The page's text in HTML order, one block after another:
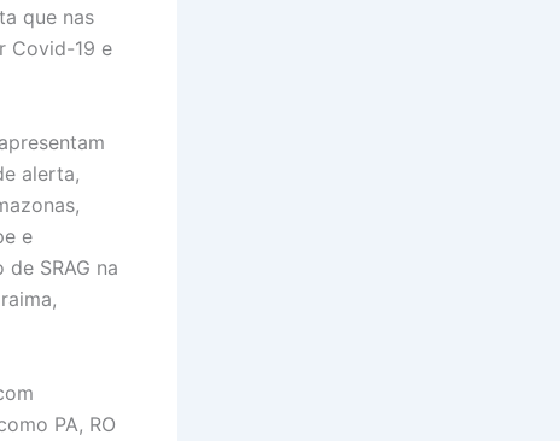
que nas
Covid-19 e
alerta,
e
SRAG na
PA, RO